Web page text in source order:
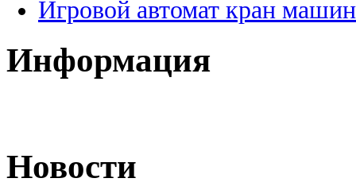
Игровой автомат кран
Информация
Новости